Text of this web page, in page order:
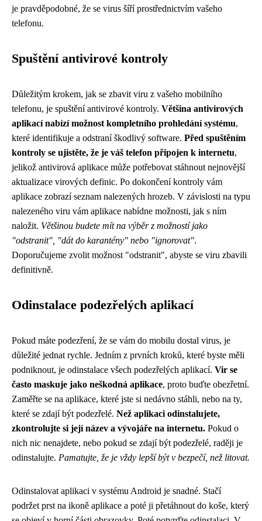
je pravděpodobné, že se virus šíří prostřednictvím vašeho
telefonu.
Spuštění antivirové kontroly
Důležitým krokem, jak se zbavit viru z vašeho mobilního
telefonu, je spuštění antivirové kontroly. Většina antivirových
aplikací nabízí možnost kompletního prohledání systému,
které identifikuje a odstraní škodlivý software. Před spuštěním
kontroly se ujistěte, že je váš telefon připojen k internetu,
jelikož antivirová aplikace může potřebovat stáhnout nejnovější
aktualizace virových definic. Po dokončení kontroly vám
aplikace zobrazí seznam nalezených hrozeb. V závislosti na typu
nalezeného viru vám aplikace nabídne možnosti, jak s ním
naložit. Většinou budete mít na výběr z možností jako
"odstranit", "dát do karantény" nebo "ignorovat".
Doporučujeme zvolit možnost "odstranit", abyste se viru zbavili
definitivně.
Odinstalace podezřelých aplikací
Pokud máte podezření, že se vám do mobilu dostal virus, je
důležité jednat rychle. Jedním z prvních kroků, které byste měli
podniknout, je odinstalace všech podezřelých aplikací. Vir se
často maskuje jako neškodná aplikace, proto buďte obezřetní.
Zaměřte se na aplikace, které jste si nedávno stáhli, nebo na ty,
které se zdají být podezřelé. Než aplikaci odinstalujete,
zkontrolujte si její název a vývojáře na internetu. Pokud o
nich nic nenajdete, nebo pokud se zdají být podezřelé, raději je
odinstalujte. Pamatujte, že je vždy lepší být v bezpečí, než litovat.
Odinstalovat aplikaci v systému Android je snadné. Stačí
podržet prst na ikoně aplikace a poté ji přetáhnout do koše, který